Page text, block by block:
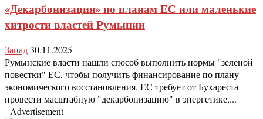
«Декарбонизация» по планам ЕС или маленькие
хитрости властей Румынии
Запад30.11.2025
Румынские власти нашли способ выполнить нормы "зелёной
повестки" ЕС, чтобы получить финансирование по плану
экономического восстановления. ЕС требует от Бухареста
провести масштабную "декарбонизацию" в энергетике,...
- Advertisement -